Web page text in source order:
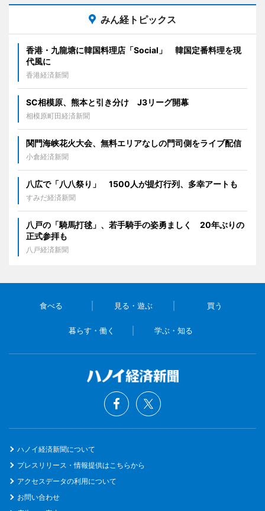
みん経トピックス
香港・九龍塘に韓国料理店「Social」 韓国定番料理を現
代風に
香港経済新聞
SC相模原、熊本と引き分け J3リーグ開幕
相模原町田経済新聞
関門海峡花火大会、無料エリアなしの門司側をライブ配信
小倉経済新聞
八広で「八八祭り」 1500人が提灯行列、多幸アートも
すみだ経済新聞
八戸の「騎馬打毬」、若手騎手の姿勇ましく 20年ぶりの
正式参拝も
八戸経済新聞
食べる 見る・遊ぶ 買う
暮らす・働く 学ぶ・知る
ハノイ経済新聞について
プレスリリース・情報提供はこちらから
アクセスデータの利用について
お問い合わせ